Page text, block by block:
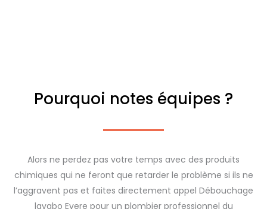
Pourquoi notes équipes ?
Alors ne perdez pas votre temps avec des produits
chimiques qui ne feront que retarder le problème si ils ne
l’aggravent pas et faites directement appel Débouchage
lavabo Evere pour un plombier professionnel du